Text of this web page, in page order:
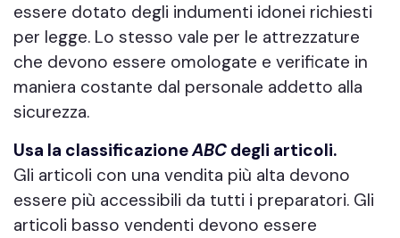
essere dotato degli indumenti idonei richiesti
per legge. Lo stesso vale per le attrezzature
che devono essere omologate e verificate in
maniera costante dal personale addetto alla
sicurezza.
Usa la classificazioneABC degli articoli.
Gli articoli con una vendita più alta devono
essere più accessibili da tutti i preparatori. Gli
articoli basso vendenti devono essere